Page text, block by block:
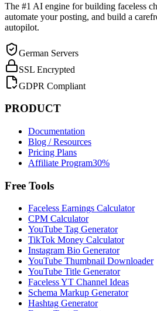
The #1 AI engine for building faceless
automate your posting, and build a
autopilot.
German Servers
SSL Encrypted
GDPR Compliant
PRODUCT
Documentation
Blog / Resources
Pricing Plans
Affiliate Program30%
Free Tools
Faceless Earnings Calculator
CPM Calculator
YouTube Tag Generator
TikTok Money Calculator
Instagram Bio Generator
YouTube Thumbnail Downloader
YouTube Title Generator
Faceless YT Channel Ideas
Schema Markup Generator
Hashtag Generator